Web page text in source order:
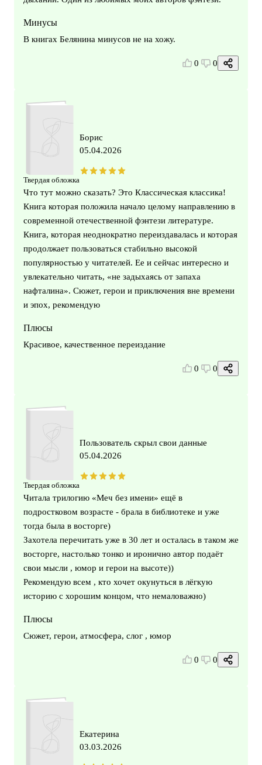
Минусы
В книгах Белянина минусов не на хожу.
0 0
Твердая обложка
Борис
05.04.2026
Что тут можно сказать? Это Классическая классика!
Книга которая положила начало целому направлению в
современной отечественной фэнтези литературе.
Книга, которая неоднократно переиздавалась и которая
продолжает пользоваться стабильно высокой
популярностью у читателей. Ее и сейчас интересно и
увлекательно читать, «не задыхаясь от запаха
нафталина». Сюжет, герои и приключения вне времени
и эпох, рекомендую
Плюсы
Красивое, качественное переиздание
0 0
Твердая обложка
Пользователь скрыл свои данные
05.04.2026
Читала трилогию «Меч без имени» ещё в
подростковом возрасте - брала в библиотеке и уже
тогда была в восторге)
Захотела перечитать уже в 30 лет и осталась в таком же
восторге, настолько тонко и иронично автор подаёт
свои мысли , юмор и герои на высоте))
Рекомендую всем , кто хочет окунуться в лёгкую
историю с хорошим концом, что немаловажно)
Плюсы
Сюжет, герои, атмосфера, слог , юмор
0 0
Екатерина
03.03.2026